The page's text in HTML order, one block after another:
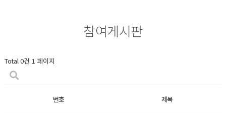
참여게시판
Total 0건 1 페이지
번호 제목